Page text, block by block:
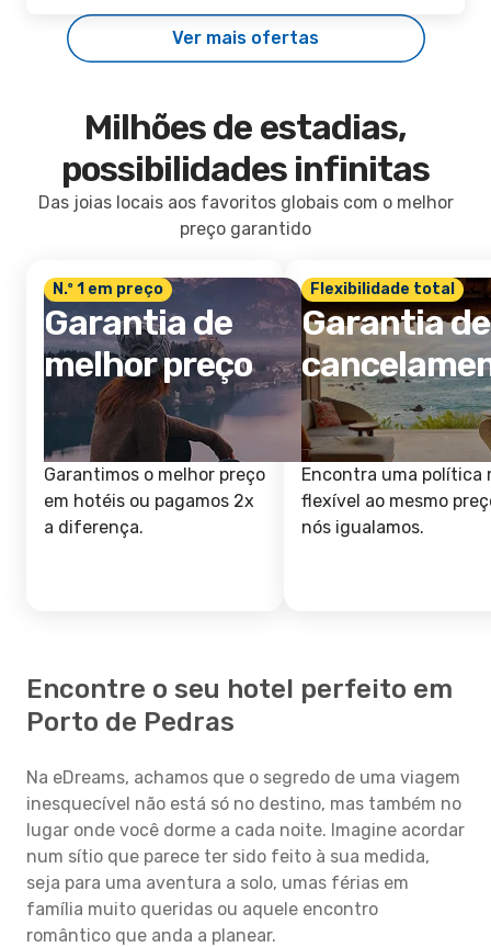
Ver mais ofertas
Milhões de estadias,
possibilidades infinitas
Das joias locais aos favoritos globais com o melhor
preço garantido
N.º 1 em preço
Garantia de
melhor preço
Garantimos o melhor preço
em hotéis ou pagamos 2x
a diferença.
Flexibilidade total
Garantia de
Encontra uma política
flexível ao mesmo
nós igualamos.
Encontre o seu hotel perfeito em
Porto de Pedras
Na eDreams, achamos que o segredo de uma viagem
inesquecível não está só no destino, mas também no
lugar onde você dorme a cada noite. Imagine acordar
num sítio que parece ter sido feito à sua medida,
seja para uma aventura a solo, umas férias em
família muito queridas ou aquele encontro
romântico que anda a planear.